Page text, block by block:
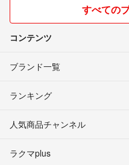
すべての
コンテンツ
ブランド一覧
ランキング
人気商品チャンネル
ラクマplus